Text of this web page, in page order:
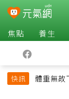
焦點 養生
快訊
體重無故